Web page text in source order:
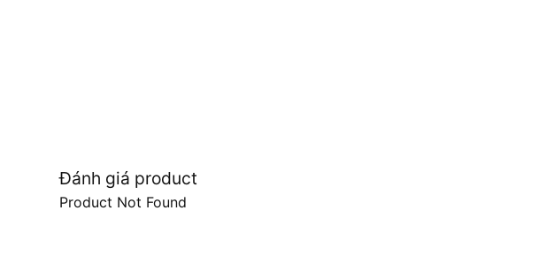
Đánh giá product
Product Not Found